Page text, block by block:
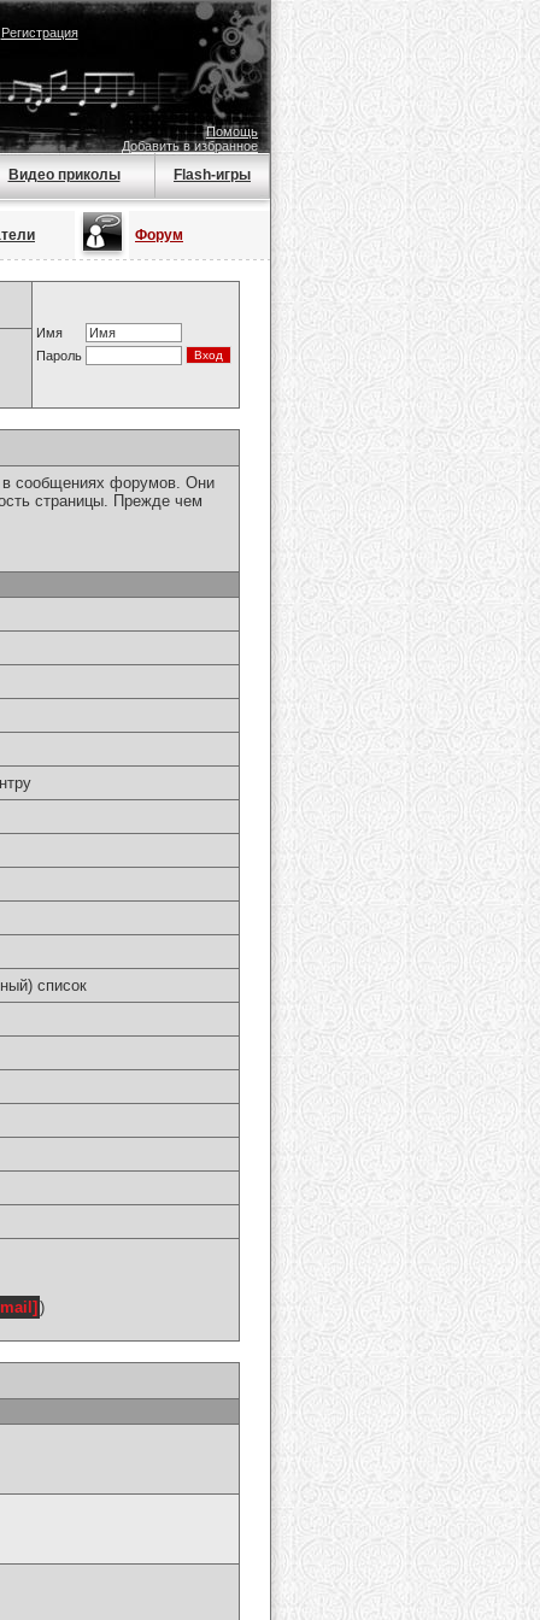
Регистрация
Помощь
Добавить в избранное
Видео приколы Flash-игры
Форум
Имя
Пароль
в сообщениях форумов. Они
страницы. Прежде чем
список
)